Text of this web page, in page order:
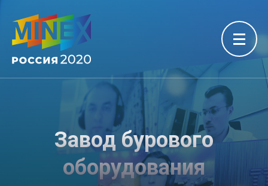
Завод бурового
оборудования